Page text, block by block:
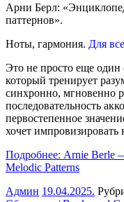
Арни Берл:
паттернов».
Ноты, гармония. Для
Это не просто еще один
который тренирует
синхронно, мгновенно
последовательность
первостепенное
хочет импровизировать
Подробнее: Arnie Berle
Melodic Patterns
Админ 19.04.2025.